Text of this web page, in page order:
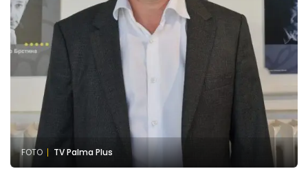
FOTO TV Palma Plus